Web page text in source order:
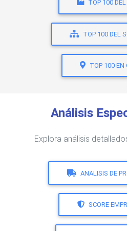
TOP 100
TOP 100 DEL
TOP 100 EN
Análisis
Explora análisis
ANALISIS DE
SCORE